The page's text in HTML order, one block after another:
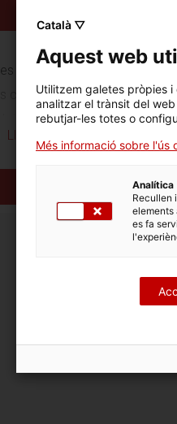
guiades i tallers per als
com a la prehistòria,
També ofereix
dimarts a dissabte, de 17 a 20
Llegeix més
Català ▽
Aquest web
Utilitzem galetes pròpies
analitzar el trànsit del
rebutjar-les totes o
Més informació sobre l'ús
Analítica
Recullen
elements
es fa